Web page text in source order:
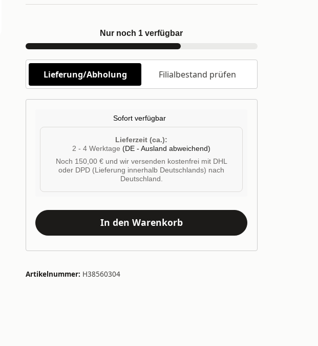
Nur noch 1 verfügbar
Lieferung/Abholung Filialbestand prüfen
Sofort verfügbar
Lieferzeit (ca.):
2 - 4 Werktage (DE - Ausland abweichend)
Noch 150,00 € und wir versenden kostenfrei mit DHL
oder DPD (Lieferung innerhalb Deutschlands) nach
Deutschland.
In den Warenkorb
Artikelnummer: H38560304